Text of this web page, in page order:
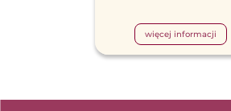
więcej informacji